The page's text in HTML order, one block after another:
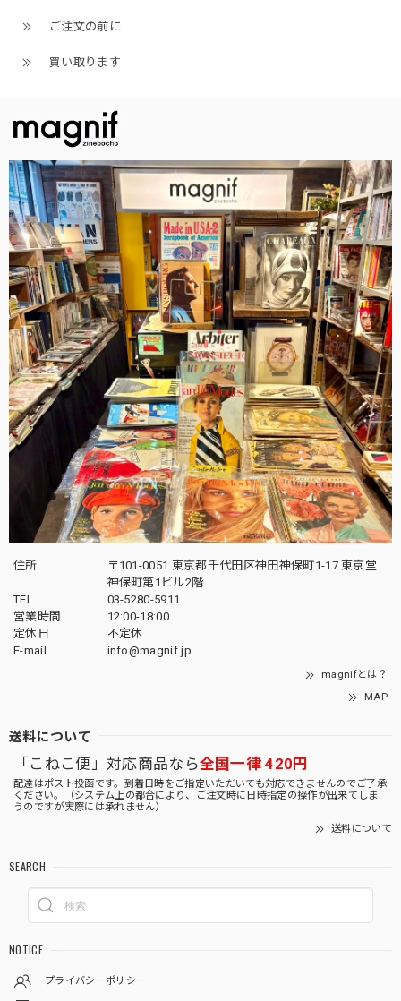
ご注文の前に
買い取ります
住所
〒101-0051 東京都千代田区神田神保町1-17 東京堂
神保町第1ビル2階
TEL
03-5280-5911
営業時間
12:00-18:00
定休日
不定休
E-mail
info@magnif.jp
magnifとは？
MAP
送料について
「こねこ便」対応商品なら全国一律 420円
配達はポスト投函です。到着日時をご指定いただいても対応できませんのでご了承
ください。（システム上の都合により、ご注文時に日時指定の操作が出来てしま
うのですが実際には承れません）
送料について
SEARCH
NOTICE
プライバシーポリシー